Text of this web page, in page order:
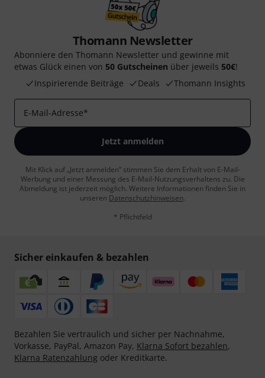
Thomann Newsletter
Abonniere den Thomann Newsletter und gewinne mit
etwas Glück einen von 50 Gutscheinen über jeweils 50€!
Inspirierende Beiträge
Deals Thomann Insights
E-Mail-Adresse*
Jetzt anmelden
Mit Klick auf „Jetzt anmelden“ stimmen Sie dem Erhalt von E-Mail-
Werbung und einer Messung des E-Mail-Nutzungsverhaltens zu. Die
Abmeldung ist jederzeit möglich. Weitere Informationen finden Sie in
unseren Datenschutzhinweisen.
* Pflichtfeld
Sicher einkaufen & bezahlen
Bezahlen Sie vertraulich und sicher per Nachnahme,
Vorkasse, PayPal, Amazon Pay, Klarna Sofort bezahlen,
Klarna Ratenzahlung oder Kreditkarte.